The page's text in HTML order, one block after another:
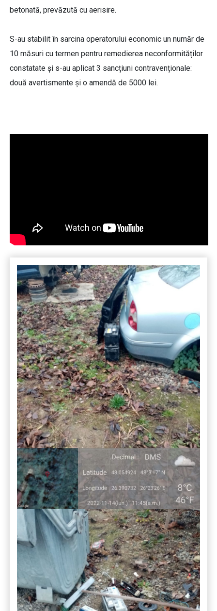
betonată, prevăzută cu aerisire.
S-au stabilit în sarcina operatorului economic un număr de
10 măsuri cu termen pentru remedierea neconformităților
constatate și s-au aplicat 3 sancțiuni contravenționale:
două avertismente și o amendă de 5000 lei.